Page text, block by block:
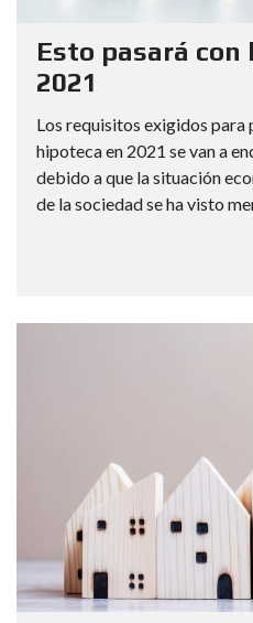
Esto pasará con
2021
Los requisitos exigidos para
hipoteca en 2021 se van a
debido a que la situación
de la sociedad se ha visto